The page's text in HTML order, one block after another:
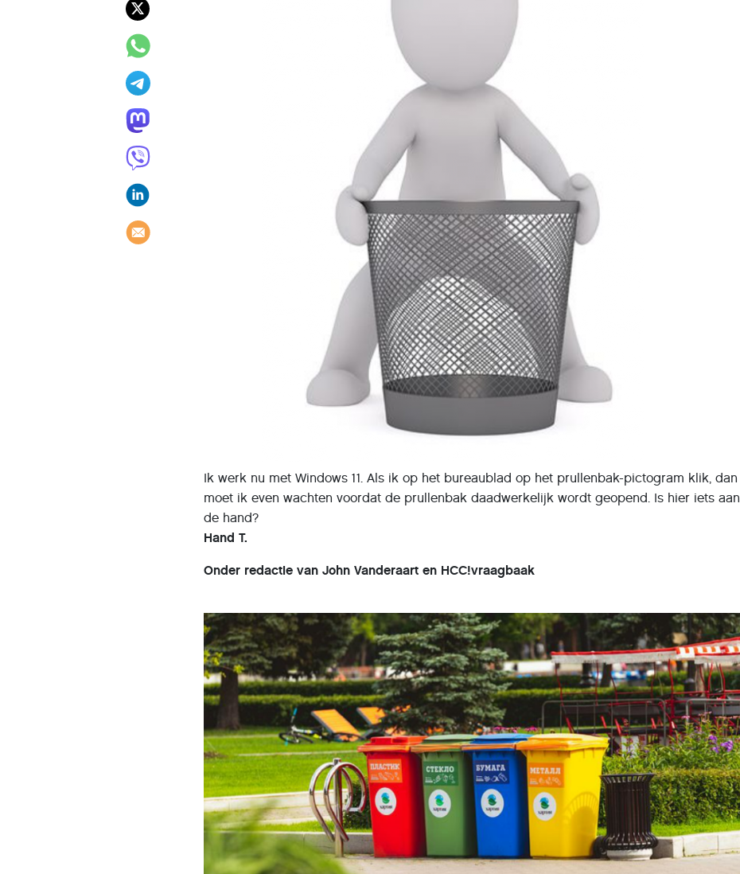
Ik werk nu met Windows 11. Als ik op het bureaublad op het prullenbak-pictogram klik, dan
moet ik even wachten voordat de prullenbak daadwerkelijk wordt geopend. Is hier iets aan
de hand?
Hand T.
Onder redactie van John Vanderaart en HCC!vraagbaak